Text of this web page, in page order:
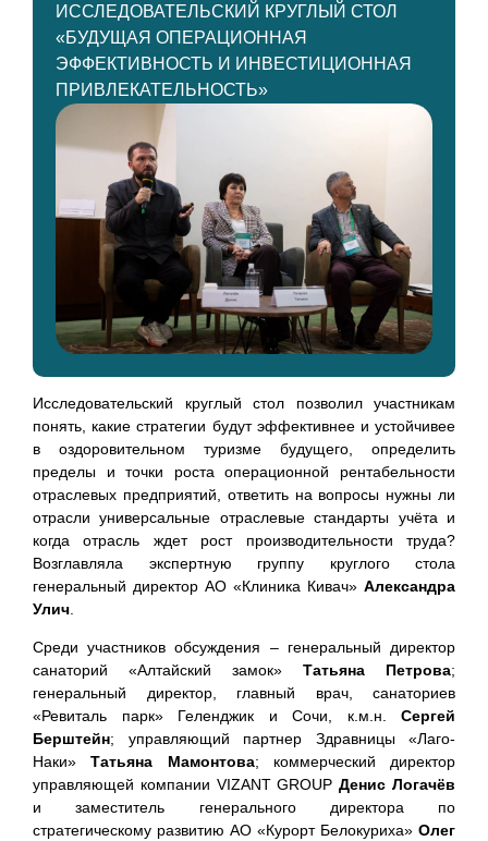
ИССЛЕДОВАТЕЛЬСКИЙ КРУГЛЫЙ СТОЛ
«БУДУЩАЯ ОПЕРАЦИОННАЯ
ЭФФЕКТИВНОСТЬ И ИНВЕСТИЦИОННАЯ
ПРИВЛЕКАТЕЛЬНОСТЬ»
Исследовательский круглый стол позволил участникам
понять, какие стратегии будут эффективнее и устойчивее
в оздоровительном туризме будущего, определить
пределы и точки роста операционной рентабельности
отраслевых предприятий, ответить на вопросы нужны ли
отрасли универсальные отраслевые стандарты учёта и
когда отрасль ждет рост производительности труда?
Возглавляла экспертную группу круглого стола
генеральный директор АО «Клиника Кивач» Александра
Улич
Среди участников обсуждения – генеральный директор
санаторий «Алтайский замок» Татьяна Петрова;
генеральный директор, главный врач, санаториев
«Ревиталь парк» Геленджик и Сочи, к.м.н. Сергей
Берштейн; управляющий партнер Здравницы «Лаго-
Наки»Татьяна Мамонтова; коммерческий директор
управляющей компании VIZANT GROUPДенис Логачёв
и заместитель генерального директора по
стратегическому развитию АО «Курорт Белокуриха» Олег